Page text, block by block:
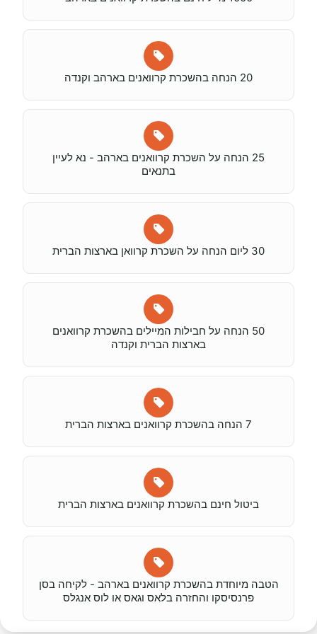
20 הנחה בהשכרת קרוואנים בארהב וקנדה
25 הנחה על השכרת קרוואנים בארהב - נא לעיין
בתנאים
30 ליום הנחה על השכרת קרוואן בארצות הברית
50 הנחה על חבילות המיילים בהשכרת קרוואנים
בארצות הברית וקנדה
7 הנחה בהשכרת קרוואנים בארצות הברית
ביטול חינם בהשכרת קרוואנים בארצות הברית
הטבה מיוחדת בהשכרת קרוואנים בארהב - לקיחה בסן
פרנסיסקו והחזרה בלאס וגאס או לוס אנגלס